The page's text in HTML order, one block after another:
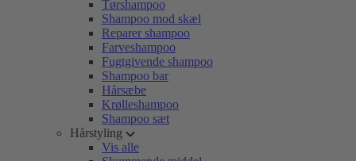
Tørshampoo
Shampoo mod skæl
Reparer shampoo
Farveshampoo
Fugtgivende shampoo
Shampoo bar
Hårsæbe
Krølleshampoo
Shampoo sæt
Hårstyling
Vis alle